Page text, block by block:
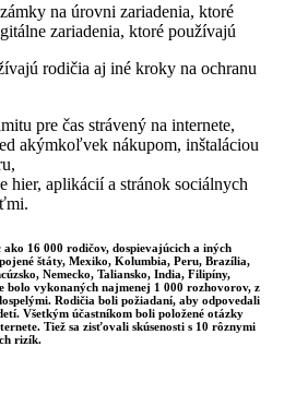
na úrovni zariadenia, ktoré
zariadenia, ktoré používajú
rodičia aj iné kroky na ochranu
pre čas strávený na internete,
akýmkoľvek nákupom, inštaláciou
hier, aplikácií a stránok sociálnych
16 000 rodičov, dospievajúcich a iných
štáty, Mexiko, Kolumbia, Peru, Brazília,
Nemecko, Taliansko, India, Filipíny,
vykonaných najmenej 1 000 rozhovorov, z
Rodičia boli požiadaní, aby odpovedali
Všetkým účastníkom boli položené otázky
Tiež sa zisťovali skúsenosti s 10 rôznymi
rizík.